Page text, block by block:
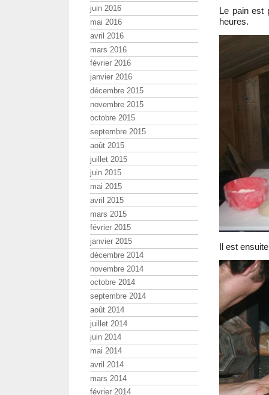
Le pain est
heures.
Il est
juin 2016
mai 2016
avril 2016
mars 2016
février 2016
janvier 2016
décembre 2015
novembre 2015
octobre 2015
septembre 2015
août 2015
juillet 2015
juin 2015
mai 2015
avril 2015
mars 2015
février 2015
janvier 2015
décembre 2014
novembre 2014
octobre 2014
septembre 2014
août 2014
juillet 2014
juin 2014
mai 2014
avril 2014
mars 2014
février 2014